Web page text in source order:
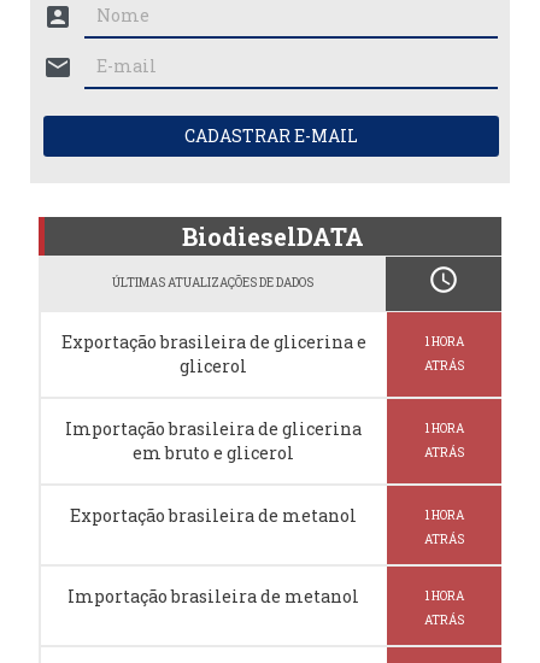
account_box
mail
CADASTRAR E-MAIL
BiodieselDATA
ÚLTIMAS ATUALIZAÇÕES DE DADOS schedule
Exportação brasileira de glicerina e
glicerol
1 HORA
ATRÁS
Importação brasileira de glicerina
em bruto e glicerol
1 HORA
ATRÁS
Exportação brasileira de metanol
1 HORA
ATRÁS
Importação brasileira de metanol
1 HORA
ATRÁS